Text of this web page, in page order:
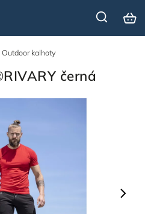
Outdoor kalhoty
černá